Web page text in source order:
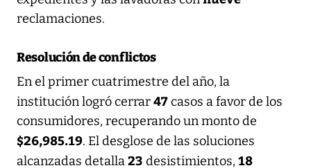
reclamaciones.
Resolución de conflictos
En el primer cuatrimestre del año, la
institución logró cerrar47casos a favor de los
consumidores, recuperando un monto de
$26,985.19. El desglose de las soluciones
alcanzadas detalla23 desistimientos, 18